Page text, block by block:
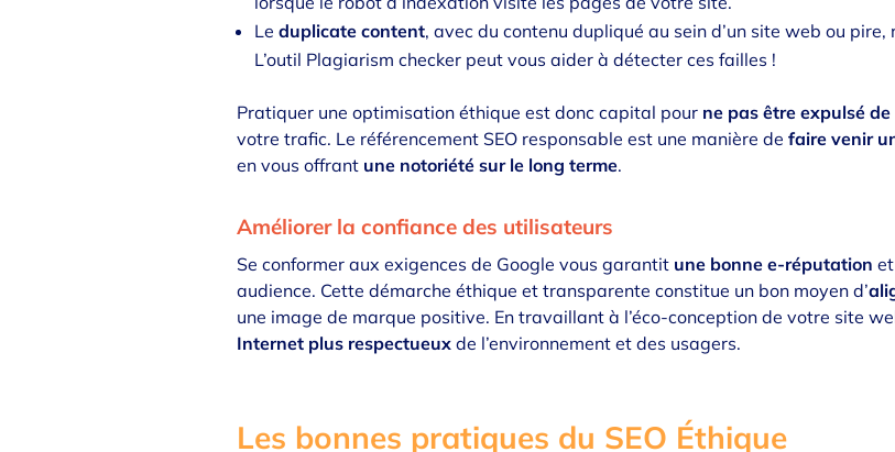
Leduplicate content, avec du contenu dupliqué au sein d’un site web ou
L’outil Plagiarism checker peut vous aider à détecter ces failles !
Pratiquer une optimisation éthique est donc capital pour ne pas être expulsé de
votre trafic. Le référencement SEO responsable est une manière defaire venir
en vous offrant une notoriété sur le long terme.
Améliorer la confiance des utilisateurs
Se conformer aux exigences de Google vous garantit une bonne e-réputation
audience. Cette démarche éthique et transparente constitue un bon moyen d’
une image de marque positive. En travaillant à l’éco-conception de votre site
Internet plus respectueuxde l’environnement et des usagers.
Les bonnes pratiques du SEO Éthique